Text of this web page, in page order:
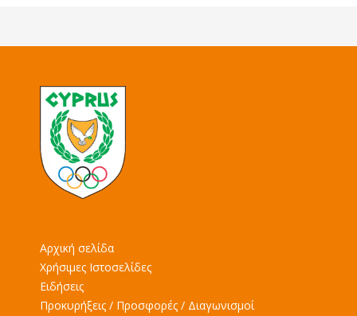
Αρχική σελίδα
Χρήσιμες Ιστοσελίδες
Ειδήσεις
Προκυρήξεις / Προσφορές / Διαγωνισμοί